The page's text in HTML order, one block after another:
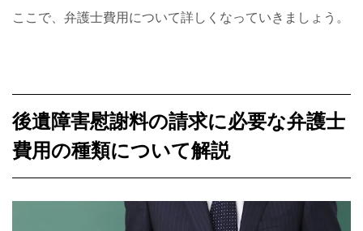
ここで、弁護士費用について詳しくなっていきましょう。
後遺障害慰謝料の請求に必要な弁護士
費用の種類について解説